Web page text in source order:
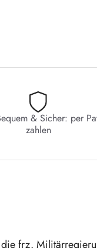
& Sicher: per
zahlen
frz.